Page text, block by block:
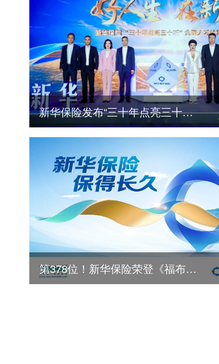
新华保险发布“三十年点亮三十城”全国人才计划
第378位！新华保险荣登《福布斯》全球500强